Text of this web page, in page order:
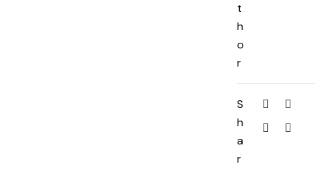
t
h
o
r
S
h
a
r